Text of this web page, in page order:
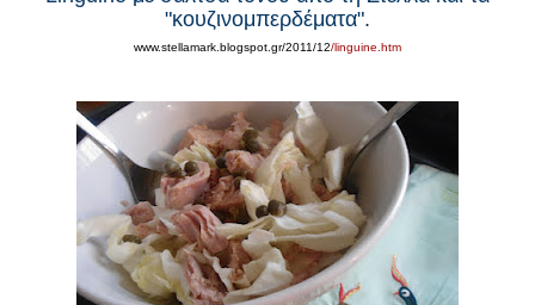
"κουζινομπερδέματα".
www.stellamark.blogspot.gr/2011/12/linguine.htm